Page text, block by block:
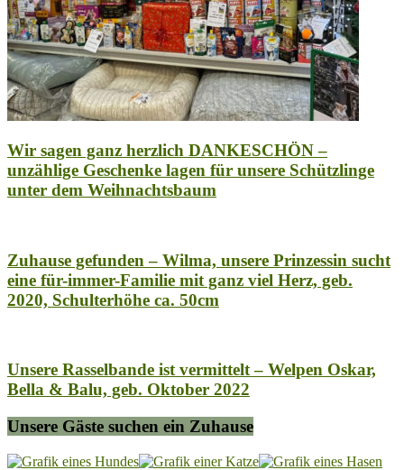
Wir sagen ganz herzlich DANKESCHÖN –
unzählige Geschenke lagen für unsere Schützlinge
unter dem Weihnachtsbaum
Zuhause gefunden – Wilma, unsere Prinzessin sucht
eine für-immer-Familie mit ganz viel Herz, geb.
2020, Schulterhöhe ca. 50cm
Unsere Rasselbande ist vermittelt – Welpen Oskar,
Bella & Balu, geb. Oktober 2022
Unsere Gäste suchen ein Zuhause